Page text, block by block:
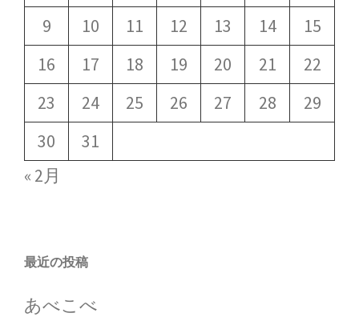
9
10 11 12 13 14
15
16
17 18 19 20 21
22
23
24 25 26 27 28
29
30
31
« 2月
最近の投稿
あべこべ